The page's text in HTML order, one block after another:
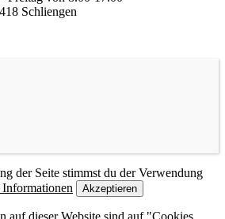
Schliengen
der Seite stimmst du der Verwendung
Informationen Akzeptieren